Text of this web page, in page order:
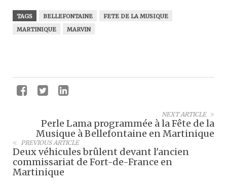
TAGS BELLEFONTAINE
FETE DE LA MUSIQUE
MARTINIQUE
MARVIN
NEXT ARTICLE
Perle Lama programmée à la Fête de la
Musique à Bellefontaine en Martinique
PREVIOUS ARTICLE
Deux véhicules brûlent devant l'ancien
commissariat de Fort-de-France en
Martinique